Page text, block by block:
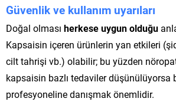
Güvenlik ve kullanım uyarıları
Doğal olması herkese uygun olduğu
Kapsaisin içeren ürünlerin yan etkileri
cilt tahrişi vb.) olabilir; bu yüzden
kapsaisin bazlı tedaviler düşünülüyorsa
profesyoneline danışmak önemlidir.